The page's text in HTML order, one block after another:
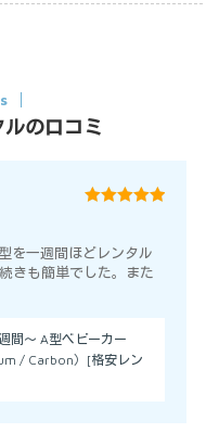
の口コミ
を一週間ほどレンタル
きも簡単でした。また
間～ A型ベビーカー
/ Carbon）[格安レン